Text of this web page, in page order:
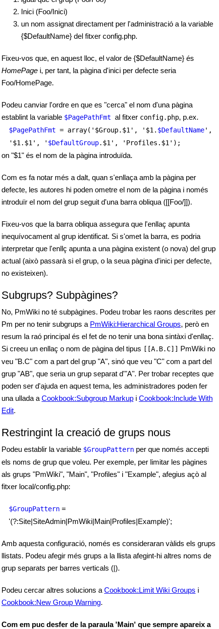
Inici (Foo/Inici)
un nom assignat directament per l'administració a la variable
{$DefaultName} del fitxer config.php.
Fixeu-vos que, en aquest lloc, el valor de {$DefaultName} és
HomePage i, per tant, la pàgina d'inici per defecte seria
Foo/HomePage.
Podeu canviar l'ordre en que es "cerca" el nom d'una pàgina
establint la variable $PagePathFmt al fitxer config.php, p.ex.
$PagePathFmt = array('$Group.$1', '$1. $DefaultName',
'$1.$1', ' $DefaultGroup.$1', 'Profiles.$1');
on "$1" és el nom de la pàgina introduïda.
Com es fa notar més a dalt, quan s'enllaça amb la pàgina per
defecte, les autores hi poden ometre el nom de la pàgina i només
introduïr el nom del grup seguit d'una barra obliqua ([[Foo/]]).
Fixeu-vos que la barra obliqua assegura que l'enllaç apunta
inequívocament al grup identificat. Si s'omet la barra, es podria
interpretar que l'enllç apunta a una pàgina existent (o nova) del grup
actual (això passarà si el grup, o la seua pàgina d'inici per defecte,
no existeixen).
Subgrups? Subpàgines?
No, PmWiki no té subpàgines. Podeu trobar les raons descrites per
Pm per no tenir subgrups a PmWiki:Hierarchical Groups, però en
resum la raó principal és el fet de no tenir una bona sintàxi d'enllaç.
Si creeu un enllaç o nom de pàgina del tipus [[A.B.C]] PmWiki no
veu "B.C" com a part del grup "A", sinó que veu "C" com a part del
grup "AB", que seria un grup separat d'"A". Per trobar receptes que
poden ser d'ajuda en aquest tema, les administradores poden fer
una ullada a Cookbook:Subgroup Markup i Cookbook:Include With
Edit.
Restringint la creació de grups nous
Podeu establir la variable $GroupPattern per que només accepti
els noms de grup que voleu. Per exemple, per limitar les pàgines
als grups "PmWiki", "Main", "Profiles" i "Example", afegius açò al
fitxer local/config.php:
$GroupPattern =
'(?:Site|SiteAdmin|PmWiki|Main|Profiles|Example)';
Amb aquesta configuració, només es consideraran vàlids els grups
llistats. Podeu afegir més grups a la llista afegint-hi altres noms de
grup separats per barres verticals (|).
Podeu cercar altres solucions a Cookbook:Limit Wiki Groups i
Cookbook:New Group Warning.
Com em puc desfer de la paraula 'Main' que sempre apareix a